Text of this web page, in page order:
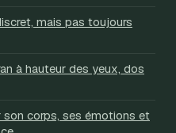
mais pas toujours
à hauteur des yeux, dos
corps, ses émotions et